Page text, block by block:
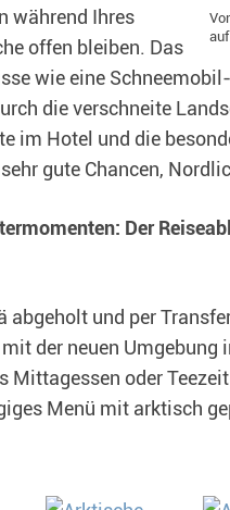
während Ihres
offen bleiben. Das
wie eine
die verschneite
im Hotel und die
gute Chancen,
Der
und per
der neuen Umgebung
oder
Menü mit arktisch